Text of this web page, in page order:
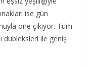
ise gün
öne çıkıyor. Tüm
dubleksleri ile geniş